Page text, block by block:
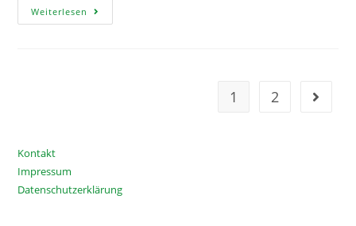
Weiterlesen Forschung
Und
1 2 Gehe
Kontakt
Impressum
Datenschutzerklärung